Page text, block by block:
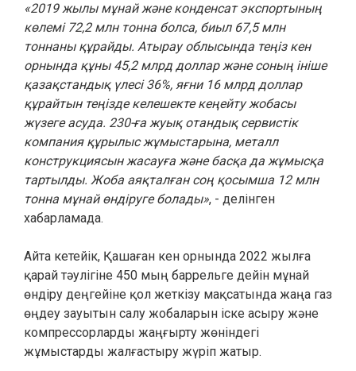
«2019 жылы мұнай және конденсат экспортының
көлемі 72,2 млн тонна болса, биыл 67,5 млн
тоннаны құрайды. Атырау облысында теңіз кен
орнында құны 45,2 млрд доллар және соның ініше
қазақстандық үлесі 36%, яғни 16 млрд доллар
құрайтын теңізде келешекте кеңейту жобасы
жүзеге асуда. 230-ға жуық отандық сервистік
компания құрылыс жұмыстарына, металл
конструкциясын жасауға және басқа да жұмысқа
тартылды. Жоба аяқталған соң қосымша 12 млн
тонна мұнай өндіруге болады», - делінген
хабарламада.
Айта кетейік, Қашаған кен орнында 2022 жылға
қарай тәулігіне 450 мың баррельге дейін мұнай
өндіру деңгейіне қол жеткізу мақсатында жаңа газ
өңдеу зауытын салу жобаларын іске асыру және
компрессорларды жаңғырту жөніндегі
жұмыстарды жалғастыру жүріп жатыр.